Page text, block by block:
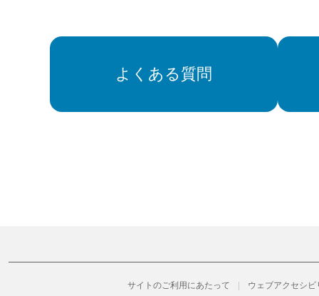
よくある質問
サイトのご利用にあたって ウェブアクセシビ